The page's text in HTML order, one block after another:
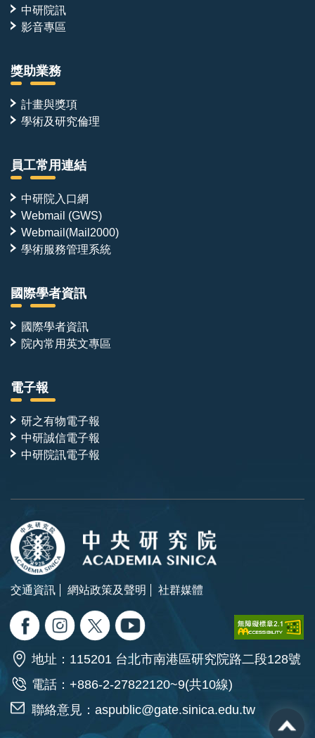
中研院訊
影音專區
獎助業務
計畫與獎項
學術及研究倫理
員工常用連結
中研院入口網
Webmail (GWS)
Webmail(Mail2000)
學術服務管理系統
國際學者資訊
國際學者資訊
院內常用英文專區
電子報
研之有物電子報
中研誠信電子報
中研院訊電子報
交通資訊 網站政策及聲明 社群媒體
地址：115201 台北市南港區研究院路二段128號
電話：+886-2-27822120~9(共10線)
聯絡意見： aspublic@gate.sinica.edu.tw